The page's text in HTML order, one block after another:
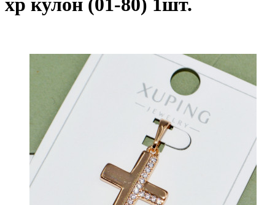
xp кулон (01-80) 1шт.